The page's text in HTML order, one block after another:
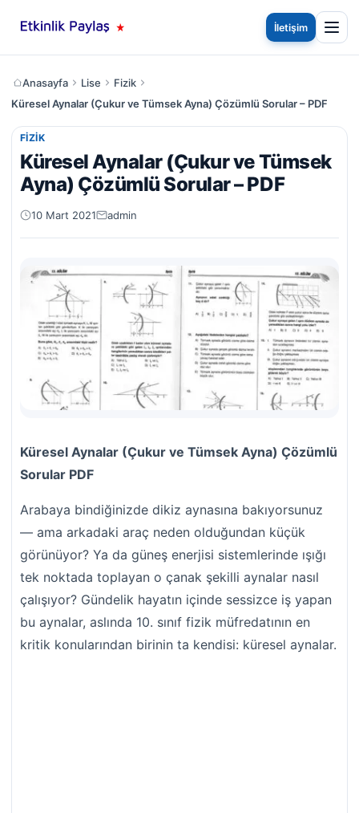
İletişim
Anasayfa Lise
Fizik
Küresel Aynalar (Çukur ve Tümsek Ayna) Çözümlü Sorular – PDF
FIZIK
Küresel Aynalar (Çukur ve Tümsek
Ayna) Çözümlü Sorular – PDF
10 Mart 2021 admin
Küresel Aynalar (Çukur ve Tümsek Ayna) Çözümlü
Sorular PDF
Arabaya bindiğinizde dikiz aynasına bakıyorsunuz
— ama arkadaki araç neden olduğundan küçük
görünüyor? Ya da güneş enerjisi sistemlerinde ışığı
tek noktada toplayan o çanak şekilli aynalar nasıl
çalışıyor? Gündelik hayatın içinde sessizce iş yapan
bu aynalar, aslında 10. sınıf fizik müfredatının en
kritik konularından birinin ta kendisi: küresel aynalar.